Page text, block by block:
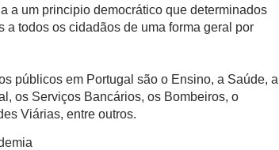
a um principio democrático que determinados
todos os cidadãos de uma forma geral por
públicos em Portugal são o Ensino, a Saúde, a
os Serviços Bancários, os Bombeiros, o
Viárias, entre outros.